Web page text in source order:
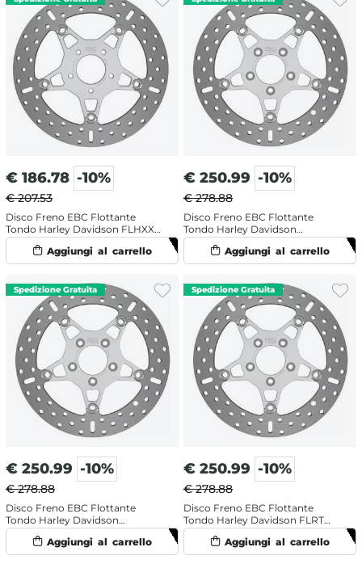
€ 186.78 -10%
€ 207.53
Disco Freno EBC Flottante
Tondo Harley Davidson FLHXXX
1690 Trike Street Glide (2010-
2011) Anteriore Sinistro
€ 250.99 -10%
€ 278.88
Disco Freno EBC Flottante
Tondo Harley Davidson
FLHTCUTG 1750 ABS Tri Glide
Ultra 107 (2019) Anteriore
Sinistro
€ 250.99 -10%
€ 278.88
Disco Freno EBC Flottante
Tondo Harley Davidson
FLHTCUTG 1750 Trike Tri Glide
Ultra Classic 107 (2017) Anteriore
Sinistro
€ 250.99 -10%
€ 278.88
Disco Freno EBC Flottante
Tondo Harley Davidson FLRT
1750 ABS Freewheeler 107 (2019)
Anteriore Sinistro